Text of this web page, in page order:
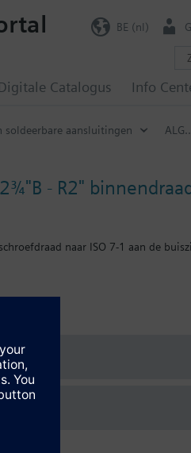
Digitale Catalogus Info
BE (nl)
soldeerbare aansluitingen
- R2"
naar ISO 7-1 aan de